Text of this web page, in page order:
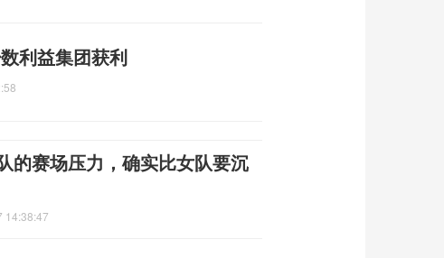
利益集团获利
的赛场压力，确实比女队要沉
14:38:47